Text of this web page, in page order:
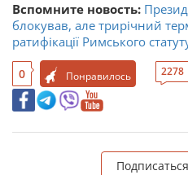
Вспомните новость:
блокував, але трирічний
ратифікації Римського
0 Понравилось 2278